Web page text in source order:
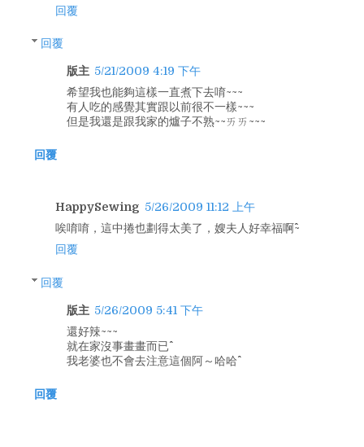
回覆
回覆
版主 5/21/2009 4:19 下午
希望我也能夠這樣一直煮下去唷~~~
有人吃的感覺其實跟以前很不一樣~~~
但是我還是跟我家的爐子不熟~~ㄞㄞ~~~
回覆
HappySewing 5/26/2009 11:12 上午
唉唷唷，這中捲也劃得太美了，嫂夫人好幸福啊^^~
回覆
回覆
版主 5/26/2009 5:41 下午
還好辣~~~
就在家沒事畫畫而已^^
我老婆也不會去注意這個阿～哈哈^^
回覆